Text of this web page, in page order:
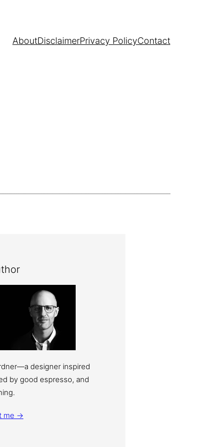
AboutDisclaimerPrivacy PolicyContact
designer inspired
by good espresso, and
me →